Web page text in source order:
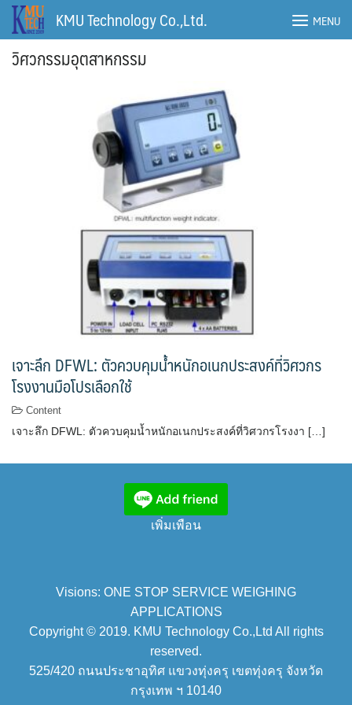
Skip
KMU Technology Co.,Ltd. MENU
วิศวกรรมอุตสาหกรรม
เจาะลึก DFWL: ตัวควบคุมน้ำหนักอเนกประสงค์ที่วิศวกร
โรงงานมือโปรเลือกใช้
Content
เจาะลึก DFWL: ตัวควบคุมน้ำหนักอเนกประสงค์ที่วิศวกรโรงงา […]
เพิ่มเพือน
Visions: ONE STOP SERVICE WEIGHING
APPLICATIONS
Copyright © 2019. KMU Technology Co.,Ltd All rights
reserved.
525/420 ถนนประชาอุทิศ แขวงทุ่งครุ เขตทุ่งครุ จังหวัด
กรุงเทพ ฯ 10140